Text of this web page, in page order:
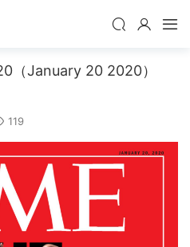
（January 20 2020）
119